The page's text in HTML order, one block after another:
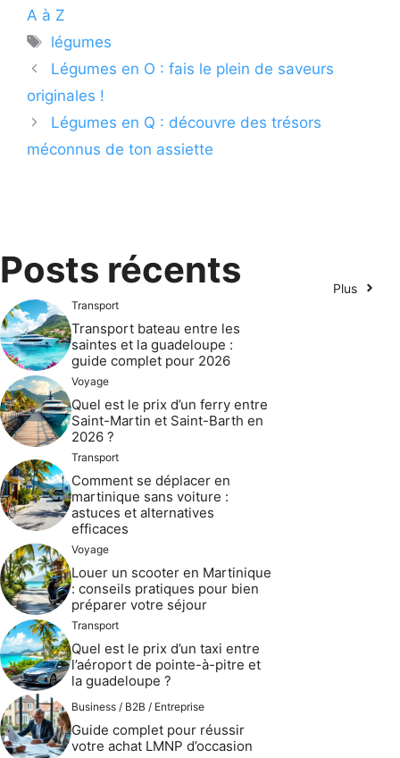
A à Z
Étiquettes
légumes
Légumes en O : fais le plein de saveurs
originales !
Légumes en Q : découvre des trésors
méconnus de ton assiette
Posts récents Plus
Transport
Transport bateau entre les
saintes et la guadeloupe :
guide complet pour 2026
Voyage
Quel est le prix d’un ferry entre
Saint-Martin et Saint-Barth en
2026 ?
Transport
Comment se déplacer en
martinique sans voiture :
astuces et alternatives
efficaces
Voyage
Louer un scooter en Martinique
: conseils pratiques pour bien
préparer votre séjour
Transport
Quel est le prix d’un taxi entre
l’aéroport de pointe-à-pitre et
la guadeloupe ?
Business / B2B / Entreprise
Guide complet pour réussir
votre achat LMNP d’occasion